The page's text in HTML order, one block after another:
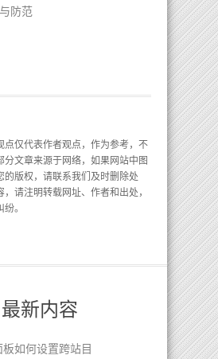
防范
点仅代表作者观点，作为参考，不
分文章来源于网络，如果网站中图
的版权，请联系我们及时删除处
请注明转载网址、作者和出处，
。
最新内容
如何设置跨站目